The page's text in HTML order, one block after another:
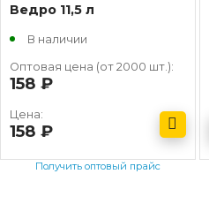
Ведро 11,5 л
В наличии
Оптовая цена (от 2000 шт.):
158
Цена:
158
Получить оптовый прайс